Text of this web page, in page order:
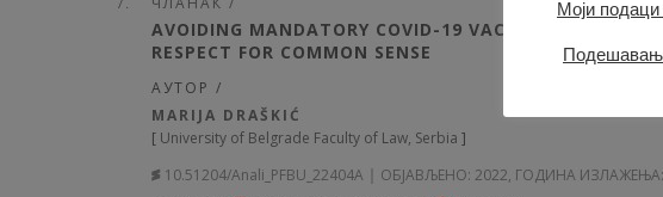
AVOIDING MANDATORY COVID-19 VACCINATION:
RESPECT FOR COMMON SENSE
АУТОР /
MARIJA DRAŠKIĆ
[ University of Belgrade Faculty of Law, Serbia ]
10.51204/Anali_PFBU_22404A
ОБЈАВЉЕНО: 2022, ГОДИНА
Моји подаци